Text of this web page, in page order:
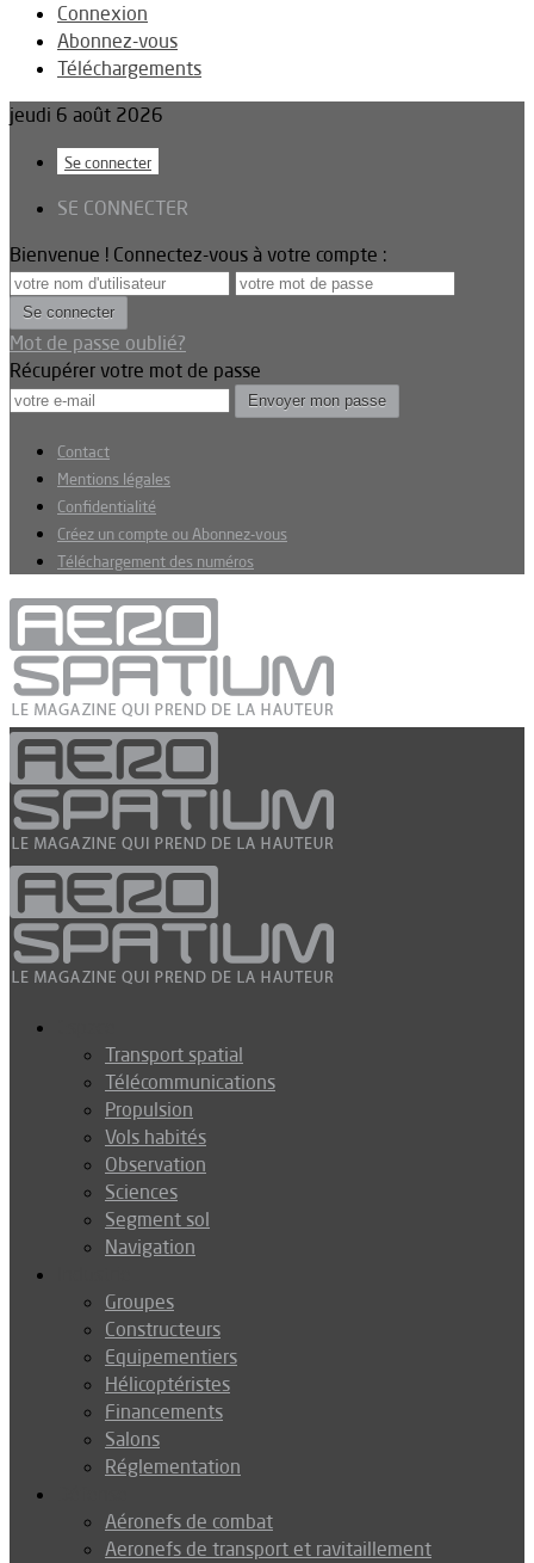
Connexion
Abonnez-vous
Téléchargements
jeudi 6 août 2026
Se connecter
SE CONNECTER
Bienvenue ! Connectez-vous à votre compte :
Mot de passe oublié?
Récupérer votre mot de passe
Contact
Mentions légales
Confidentialité
Créez un compte ou Abonnez-vous
Téléchargement des numéros
Transport spatial
Télécommunications
Propulsion
Vols habités
Observation
Sciences
Segment sol
Navigation
Groupes
Constructeurs
Equipementiers
Hélicoptéristes
Financements
Salons
Réglementation
Aéronefs de combat
Aeronefs de transport et ravitaillement